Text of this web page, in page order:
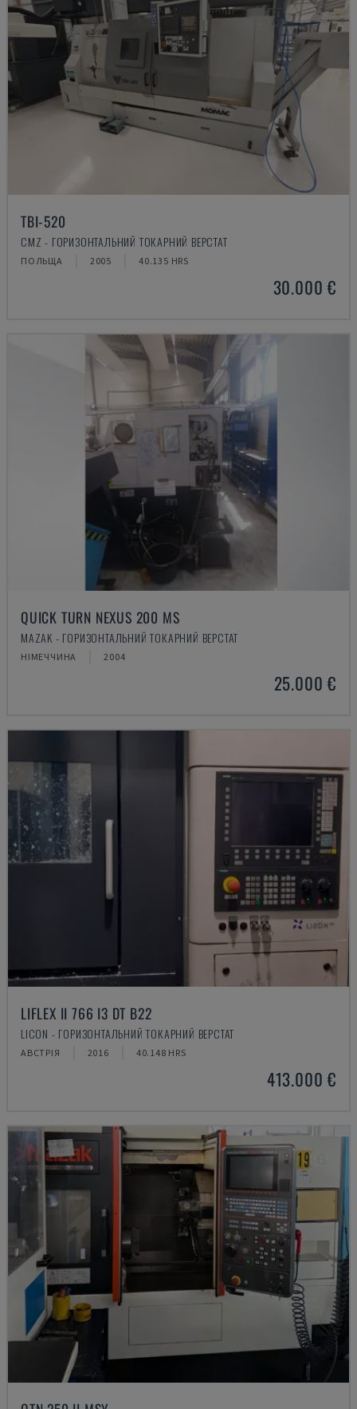
TBI-520
CMZ - ГОРИЗОНТАЛЬНИЙ ТОКАРНИЙ ВЕРСТАТ
ПОЛЬЩА 2005 40.135 HRS
30.000 €
QUICK TURN NEXUS 200 MS
MAZAK - ГОРИЗОНТАЛЬНИЙ ТОКАРНИЙ ВЕРСТАТ
НІМЕЧЧИНА 2004
25.000 €
LIFLEX II 766 I3 DT B22
LICON - ГОРИЗОНТАЛЬНИЙ ТОКАРНИЙ ВЕРСТАТ
АВСТРІЯ 2016 40.148 HRS
413.000 €